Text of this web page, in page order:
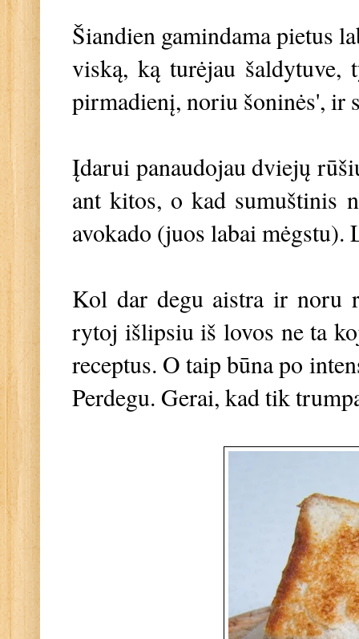
Šiandien gamindama pietus
viską, ką turėjau šaldytuve,
pirmadienį, noriu šoninės', ir
Įdarui panaudojau dviejų
ant kitos, o kad sumuštinis
avokado (juos labai
Kol dar degu aistra ir noru
rytoj išlipsiu iš lovos ne ta
receptus. O taip būna po
Perdegu. Gerai, kad tik